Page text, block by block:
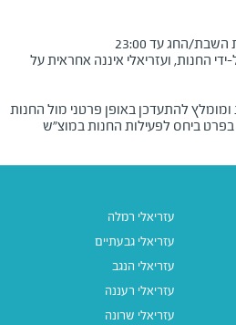
החג עד 23:00
החנות, ועזריאלי איננה אחראית על
להתעדכן באופן פרטני מול החנות
בפרט ביחס לפעילות החנות במוצ"ש
עזריאלי רמלה
עזריאלי גבעתיים
עזריאלי הנגב
עזריאלי רעננה
עזריאלי שרונה